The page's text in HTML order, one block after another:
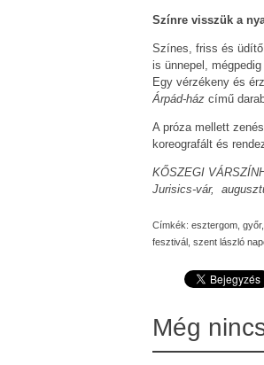
Színre visszük a
Színes, friss és
is ünnepel,
Egy vérzékeny és
Árpád-ház című
A próza mellett
koreografált és
KŐSZEGI
Jurisics-vár,
Címkék: esztergom győr,
fesztivál szent lászló
Még